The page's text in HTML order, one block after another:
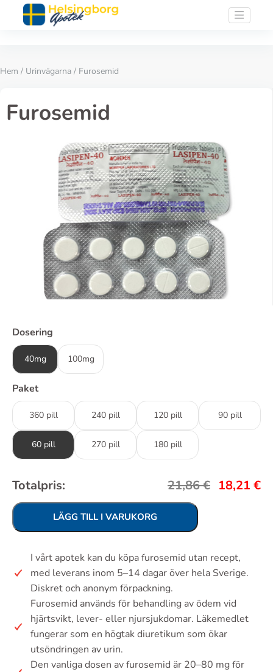
Hem / Urinvägarna / Furosemid
Furosemid
Dosering
40mg 100mg
Paket
360 pill 240 pill 120 pill 90 pill
60 pill 270 pill 180 pill
Totalpris: 21,86€ 18,21 €
LÄGG TILL I VARUKORG
I vårt apotek kan du köpa furosemid utan recept,
med leverans inom 5–14 dagar över hela Sverige.
Diskret och anonym förpackning.
Furosemid används för behandling av ödem vid
hjärtsvikt, lever- eller njursjukdomar. Läkemedlet
fungerar som en högtak diuretikum som ökar
utsöndringen av urin.
Den vanliga dosen av furosemid är 20–80 mg för